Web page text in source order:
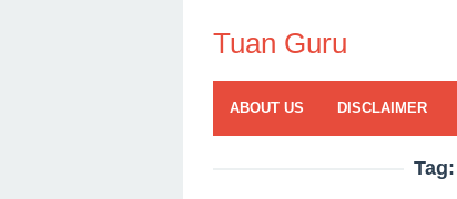
contentTuan Guru
ABOUT US DISCLAIMER
Tag: